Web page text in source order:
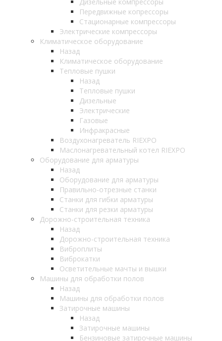
Передвижные копрессоры
Стационарные компрессоры
Электрические компрессоры
Климатическое оборудование
Назад
Климатическое оборудование
Тепловые пушки
Назад
Тепловые пушки
Дизельные
Электрические
Газовые
Инфракрасные
Воздухонагреватель RIEXPO
Маслонагревательный котел RIEXPO
Оборудование для арматуры
Назад
Оборудование для арматуры
Правильно-отрезные станки
Станки для гибки арматуры
Станки для резки арматуры
Дорожно-строительная техника
Назад
Дорожно-строительная техника
Виброплиты
Виброкатки
Осветительные мачты и вышки
Машины для обработки полов
Назад
Машины для обработки полов
Затирочные машины
Назад
Затирочные машины
Бензиновые затирочные машины